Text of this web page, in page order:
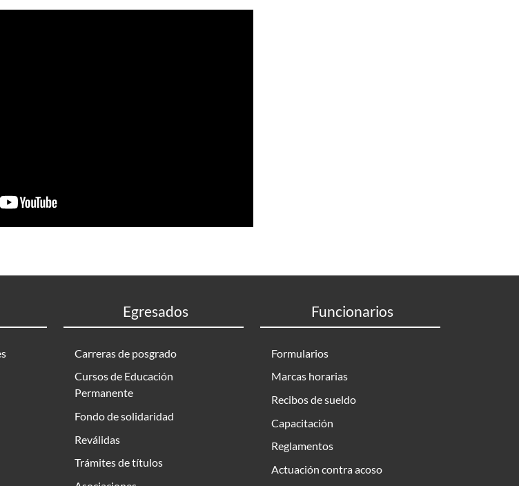
Egresados
Carreras de posgrado
Cursos de Educación
Permanente
Fondo de solidaridad
Reválidas
Trámites de títulos
Funcionarios
Formularios
Marcas horarias
Recibos de sueldo
Capacitación
Reglamentos
Actuación contra acoso